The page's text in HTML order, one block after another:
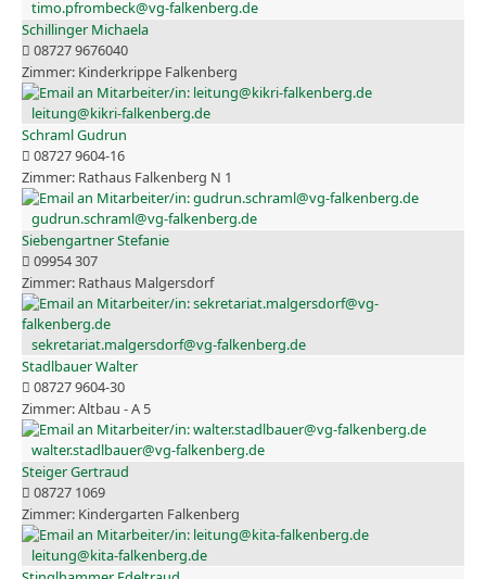
timo.pfrombeck@vg-falkenberg.de
Schillinger Michaela
08727 9676040
Kinderkrippe Falkenberg
leitung@kikri-falkenberg.de
Schraml Gudrun
08727 9604-16
Rathaus Falkenberg N 1
gudrun.schraml@vg-falkenberg.de
Siebengartner Stefanie
09954 307
Rathaus Malgersdorf
sekretariat.malgersdorf@vg-falkenberg.de
Stadlbauer Walter
08727 9604-30
Altbau - A 5
walter.stadlbauer@vg-falkenberg.de
Steiger Gertraud
08727 1069
Kindergarten Falkenberg
leitung@kita-falkenberg.de